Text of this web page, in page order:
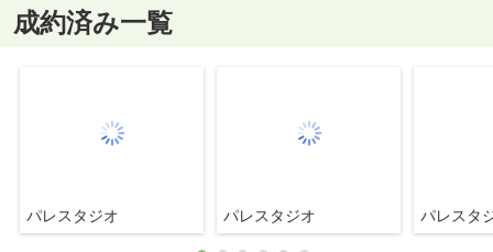
成約済み一覧
パレスタジオ パレスタジオ パレスタ